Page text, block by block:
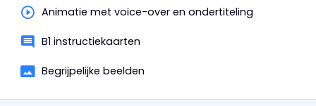
Animatie met voice-over en ondertiteling
B1 instructiekaarten
Begrijpelijke beelden